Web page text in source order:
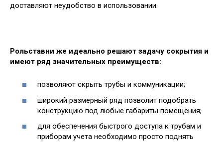
доставляют неудобство в использовании.
Рольставни же идеально решают задачу сокрытия и
имеют ряд значительных преимуществ:
позволяют скрыть трубы и коммуникации;
широкий размерный ряд позволит подобрать
конструкцию под любые габариты помещения;
для обеспечения быстрого доступа к трубам и
приборам учета необходимо просто поднять